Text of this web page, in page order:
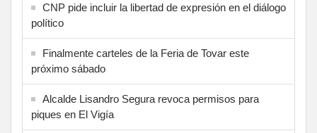
CNP pide incluir la libertad de expresión en el diálogo
político
Finalmente carteles de la Feria de Tovar este
próximo sábado
Alcalde Lisandro Segura revoca permisos para
piques en El Vigía